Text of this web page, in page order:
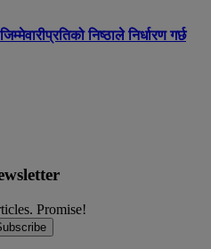
निष्ठाले निर्धारण गर्छ
Promise!